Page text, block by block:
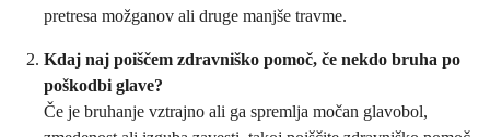
pretresa možganov ali druge manjše travme.
Kdaj naj poiščem zdravniško pomoč, če nekdo bruha po
poškodbi glave?
Če je bruhanje vztrajno ali ga spremlja močan glavobol,